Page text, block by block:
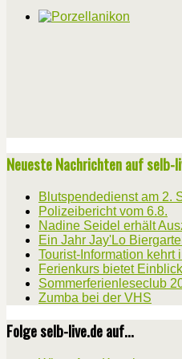
Neueste Nachrichten auf selb-
Blutspendedienst am 2.
Polizeibericht vom 6.8.
Nadine Seidel erhält
Ein Jahr Jay'Lo
Tourist-Information kehrt
Ferienkurs bietet
Sommerferienleseclub
Zumba bei der VHS
Folge selb-live.de auf...